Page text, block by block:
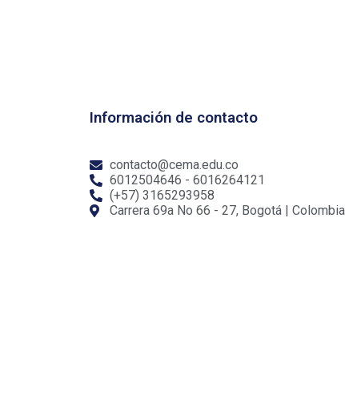
Información de contacto
contacto@cema.edu.co
6012504646 - 6016264121
(+57) 3165293958
Carrera 69a No 66 - 27, Bogotá | Colombia